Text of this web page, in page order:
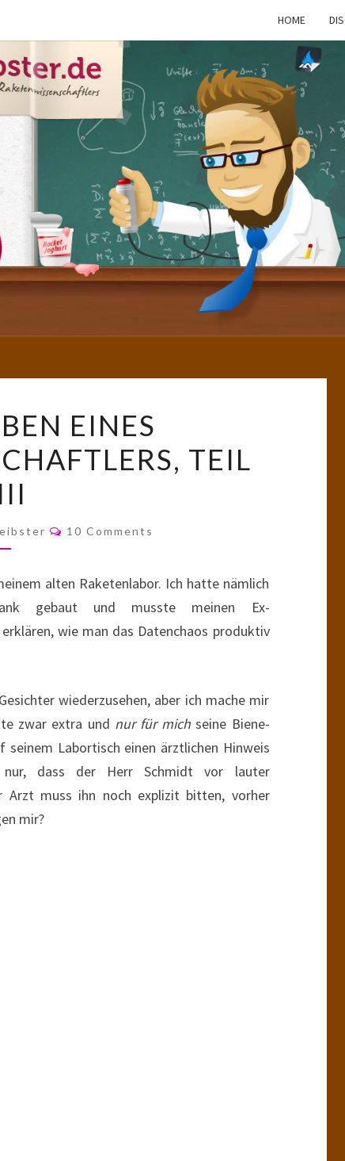
HOME
Gutbürgerliche
Reime Und
Mehr! In
Blogform.
Total Old
School!
EINES
TEIL
Comments
10 Comments
alten Raketenlabor. Ich hatte nämlich
gebaut und musste meinen Ex-
wie man das Datenchaos produktiv
wiederzusehen, aber ich mache mir
zwar extra und nur für mich seine Biene-
Labortisch einen ärztlichen Hinweis
dass der Herr Schmidt vor lauter
Arzt muss ihn noch explizit bitten, vorher
mir?